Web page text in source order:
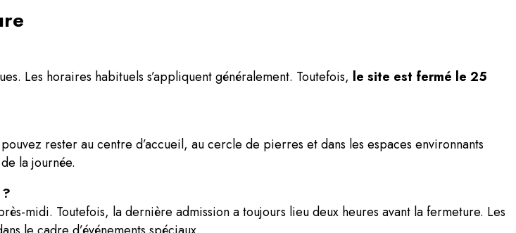
Les horaires habituels s’appliquent généralement. Toutefois, le site est fermé le 25
rester au centre d’accueil, au cercle de pierres et dans les espaces environnants
la journée.
midi. Toutefois, la dernière admission a toujours lieu deux heures avant la fermeture. Les